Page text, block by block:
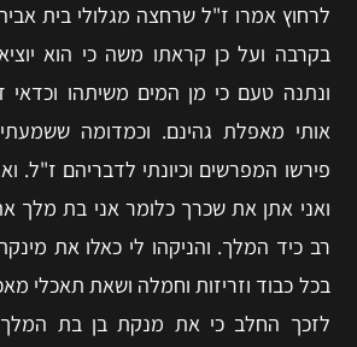
לרחוץ אמרו ז"ל שרחצה מגלולי בית
בקרבה ועל כן קראתו משה כי הוא
ונתנה טעם כי מן המים משיתהו וכדאי
אותי מאפלת גהינם. וכמדומה
פירשו המפרשים וכיונתי לדבריהם ז"ל.
ואני אתן את שכרך כלומר אני בת מלך
רב כיד המלך. והניקהו לי כאלו את
בכל כבוד וזריזות וחמלה ושאת תאכלי
לזכך החלב כי את מנקת בן בת המלך.